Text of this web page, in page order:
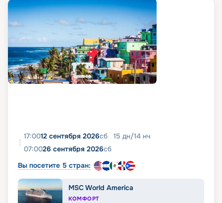
17:0012 сентября 2026сб 15 дн/14 нч
07:0026 сентября 2026сб
Вы посетите 5 стран:
MSC World America
КОМФОРТ